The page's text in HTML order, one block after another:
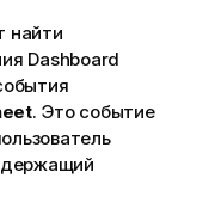
найти
Dashboard
. Это событие